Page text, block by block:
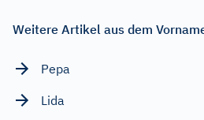
Weitere Artikel aus dem
Pepa
Lida